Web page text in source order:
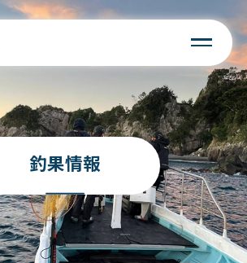
釣果情報